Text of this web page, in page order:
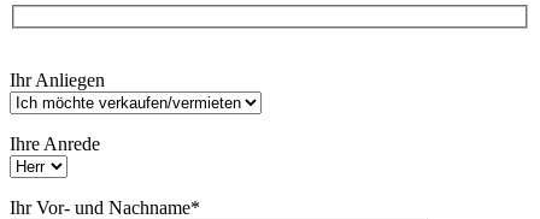
lasse
dieses
leer.
Ihr Anliegen
Ihre Anrede
Ihr Vor- und Nachname*